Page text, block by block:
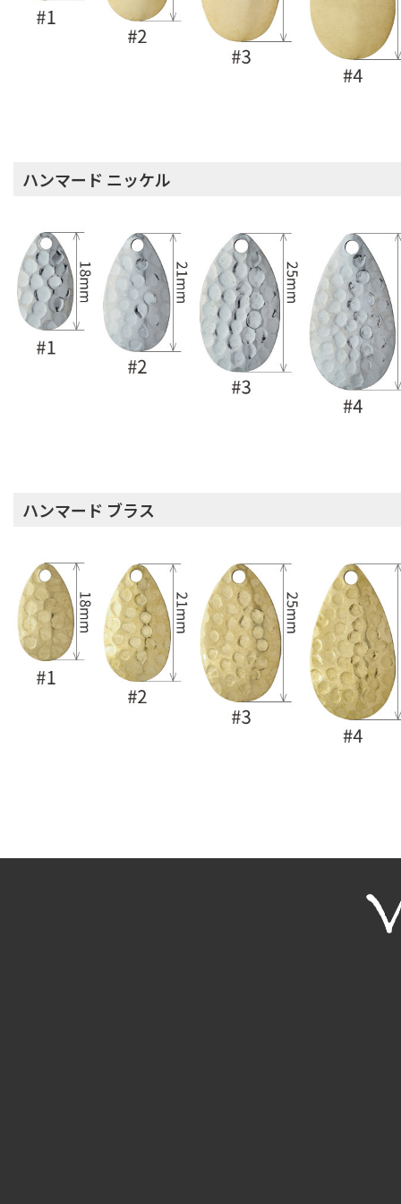
ハンマード ニッケル
ハンマード ブラス